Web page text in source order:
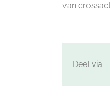
van
Deel via: